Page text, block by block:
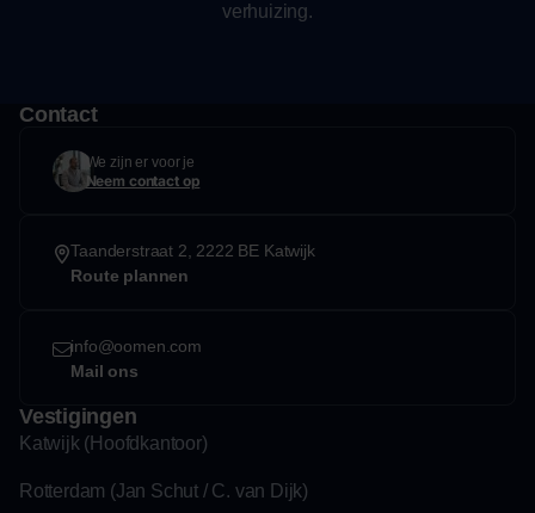
verhuizing.
Contact
We zijn er voor je
Neem contact op
Taanderstraat 2, 2222 BE Katwijk
Route plannen
info@oomen.com
Mail ons
Vestigingen
Katwijk (Hoofdkantoor)
Rotterdam (Jan Schut / C. van Dijk)